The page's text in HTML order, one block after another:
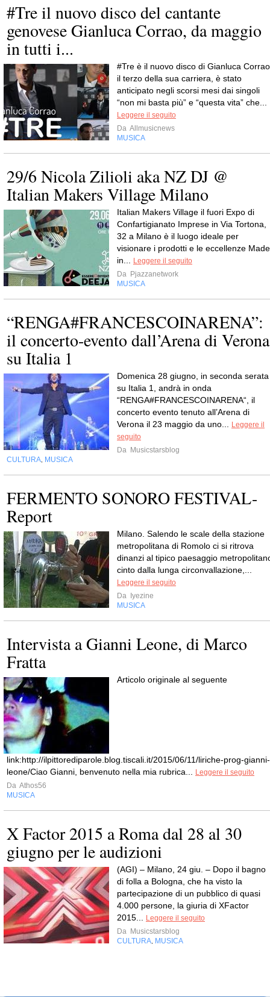
#Tre il nuovo disco del cantante
genovese Gianluca Corrao, da maggio
in tutti i...
#Tre è il nuovo disco di Gianluca
il terzo della sua carriera, è stato
anticipato negli scorsi mesi dai singoli
“non mi basta più” e “questa vita” che...
Leggere il seguito
Da Allmusicnews
MUSICA
29/6 Nicola Zilioli aka NZ DJ @
Italian Makers Village Milano
Italian Makers Village il fuori Expo di
Confartigianato Imprese in Via Tortona,
32 a Milano è il luogo ideale per
visionare i prodotti e le eccellenze Made
in...
Leggere il seguito
Da Pjazzanetwork
MUSICA
“RENGA#FRANCESCOINARENA”:
il concerto-evento dall’Arena di Verona
su Italia 1
Domenica 28 giugno, in seconda serata
su Italia 1, andrà in onda
“RENGA#FRANCESCOINARENA“, il
concerto evento tenuto all’Arena di
Verona il 23 maggio da uno...
Leggere il
seguito
Da Musicstarsblog
CULTURA MUSICA
FERMENTO SONORO FESTIVAL-
Report
Milano. Salendo le scale della stazione
metropolitana di Romolo ci si ritrova
dinanzi al tipico paesaggio
cinto dalla lunga circonvallazione,...
Leggere il seguito
Da
Iyezine
MUSICA
Intervista a Gianni Leone, di Marco
Fratta
Articolo originale al seguente
link:http://ilpittorediparole.blog.tiscali.it/2015/06/11/liriche-prog-gianni-
leone/Ciao Gianni, benvenuto nella mia rubrica...
Leggere il seguito
Da Athos56
MUSICA
X Factor 2015 a Roma dal 28 al 30
giugno per le audizioni
(AGI) – Milano, 24 giu. – Dopo il bagno
di folla a Bologna, che ha visto la
partecipazione di un pubblico di quasi
4.000 persone, la giuria di XFactor
2015...
Leggere il seguito
Da Musicstarsblog
CULTURA MUSICA